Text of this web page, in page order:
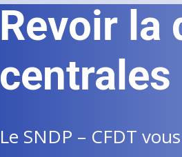
Revoir la
centrales
Le SNDP – CFDT